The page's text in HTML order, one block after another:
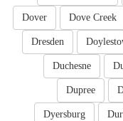
Dove Creek
Dover
Dresden
Duchesne
Dupree
Dyersburg